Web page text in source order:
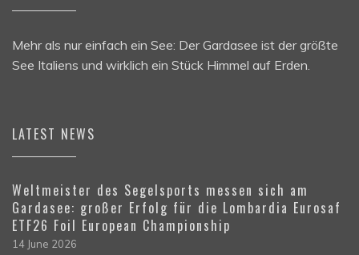
Mehr als nur einfach ein See: Der Gardasee ist der größte
See Italiens und wirklich ein Stück Himmel auf Erden.
LATEST NEWS
Weltmeister des Segelsports messen sich am
Gardasee: großer Erfolg für die Lombardia Eurosaf
ETF26 Foil European Championship
14 June 2026